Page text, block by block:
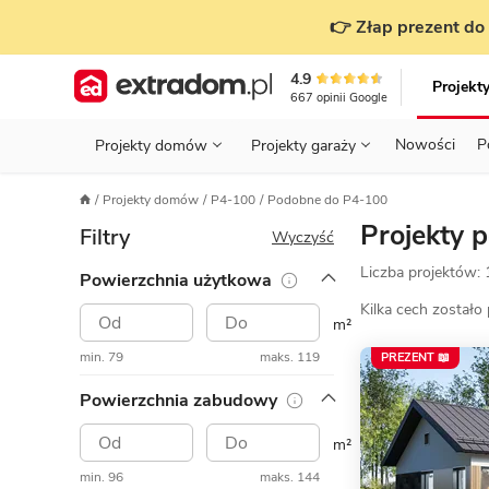
👉 Złap prezent
4.9
667 opinii Google
Projekty domów Projekty garaży Nowości
Projekty domów Projekty garaży
Parterowe Piętrowe
KONDYGNACJE
GARAŻ
STYL
ZABUDOWA
STANOWISKA
TYP
DACH
Zobacz wszystkie kategorie
PRZED BUDOWĄ - ETAP 1
Działka
WYBIERAM PROJEKT - ETAP 2
BUDUJĘ DOM - ETAP 3
URZĄDZAM DOM - ETAP 4
PRZEPISY I FORMALNOŚCI
FINANSE I KOSZTY
Projekty domów P4-100 Podobne do P4-100
Filtry Wyczyść
Powierzchnia użytkowa
min. 79 maks. 119
m²
Powierzchnia zabudowy
min. 96 maks. 144
m²
Projekty
Liczba projektów:
Kilka cech
PREZENT 📖